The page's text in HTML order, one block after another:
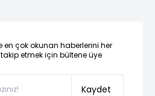
en çok okunan haberlerini her
etmek için bültene üye
Kaydet